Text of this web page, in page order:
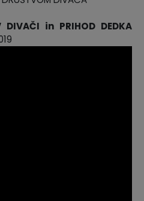
DIVAČI in PRIHOD DEDKA